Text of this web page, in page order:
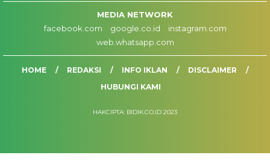
MEDIA NETWORK
facebook.com
google.co.id
instagram.com
web.whatsapp.com
HOME REDAKSI INFO IKLAN
DISCLAIMER
HUBUNGI KAMI
HAKCIPTA: BIDIK.CO.ID 2023